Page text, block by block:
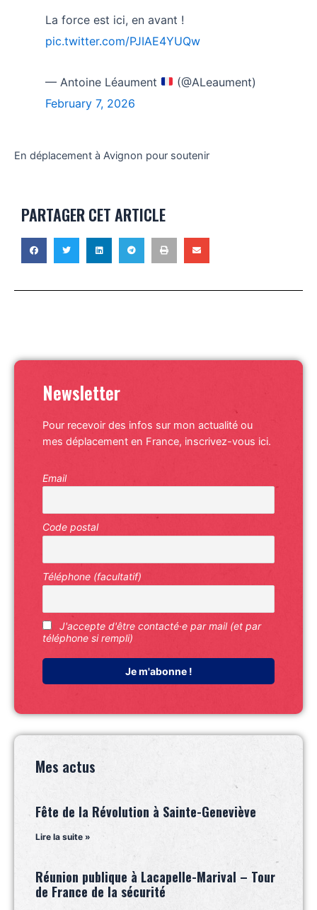
La force est ici, en avant !
pic.twitter.com/PJIAE4YUQw
— Antoine Léaument
(@ALeaument)
February 7, 2026
En déplacement à Avignon pour soutenir
PARTAGER CET ARTICLE
Newsletter
Pour recevoir des infos sur mon actualité ou
mes déplacement en France, inscrivez-vous ici.
Email
Code postal
Téléphone (facultatif)
J'accepte d'être contacté·e par mail (et par
téléphone si rempli)
Mes actus
Fête de la Révolution à Sainte-Geneviève
Lire la suite »
Réunion publique à Lacapelle-Marival – Tour
de France de la sécurité